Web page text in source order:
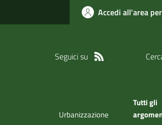
Accedi all'area
Seguici su
Urbanizzazione
Tutti gli